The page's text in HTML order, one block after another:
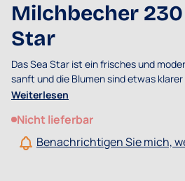
Milchbecher 230
Star
Das Sea Star ist ein frisches und
sanft und die Blumen sind etwas klarer
Sea Star erinnert an einen
Weiterlesen
Nicht lieferbar
Benachrichtigen Sie mich,